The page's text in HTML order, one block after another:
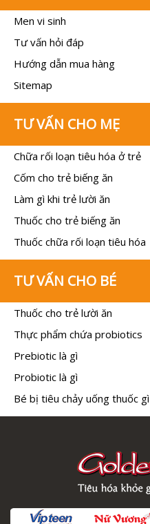
Men vi sinh
Tư vấn hỏi đáp
Hướng dẫn mua hàng
Sitemap
TƯ VẤN CHO MẸ
Chữa rối loạn tiêu hóa ở trẻ
Cốm cho trẻ biếng ăn
Làm gì khi trẻ lười ăn
Thuốc cho trẻ biếng ăn
Thuốc chữa rối loạn tiêu hóa
TƯ VẤN CHO BÉ
Thuốc cho trẻ lười ăn
Thực phẩm chứa probiotics
Prebiotic là gì
Probiotic là gì
Bé bị tiêu chảy uống thuốc gì